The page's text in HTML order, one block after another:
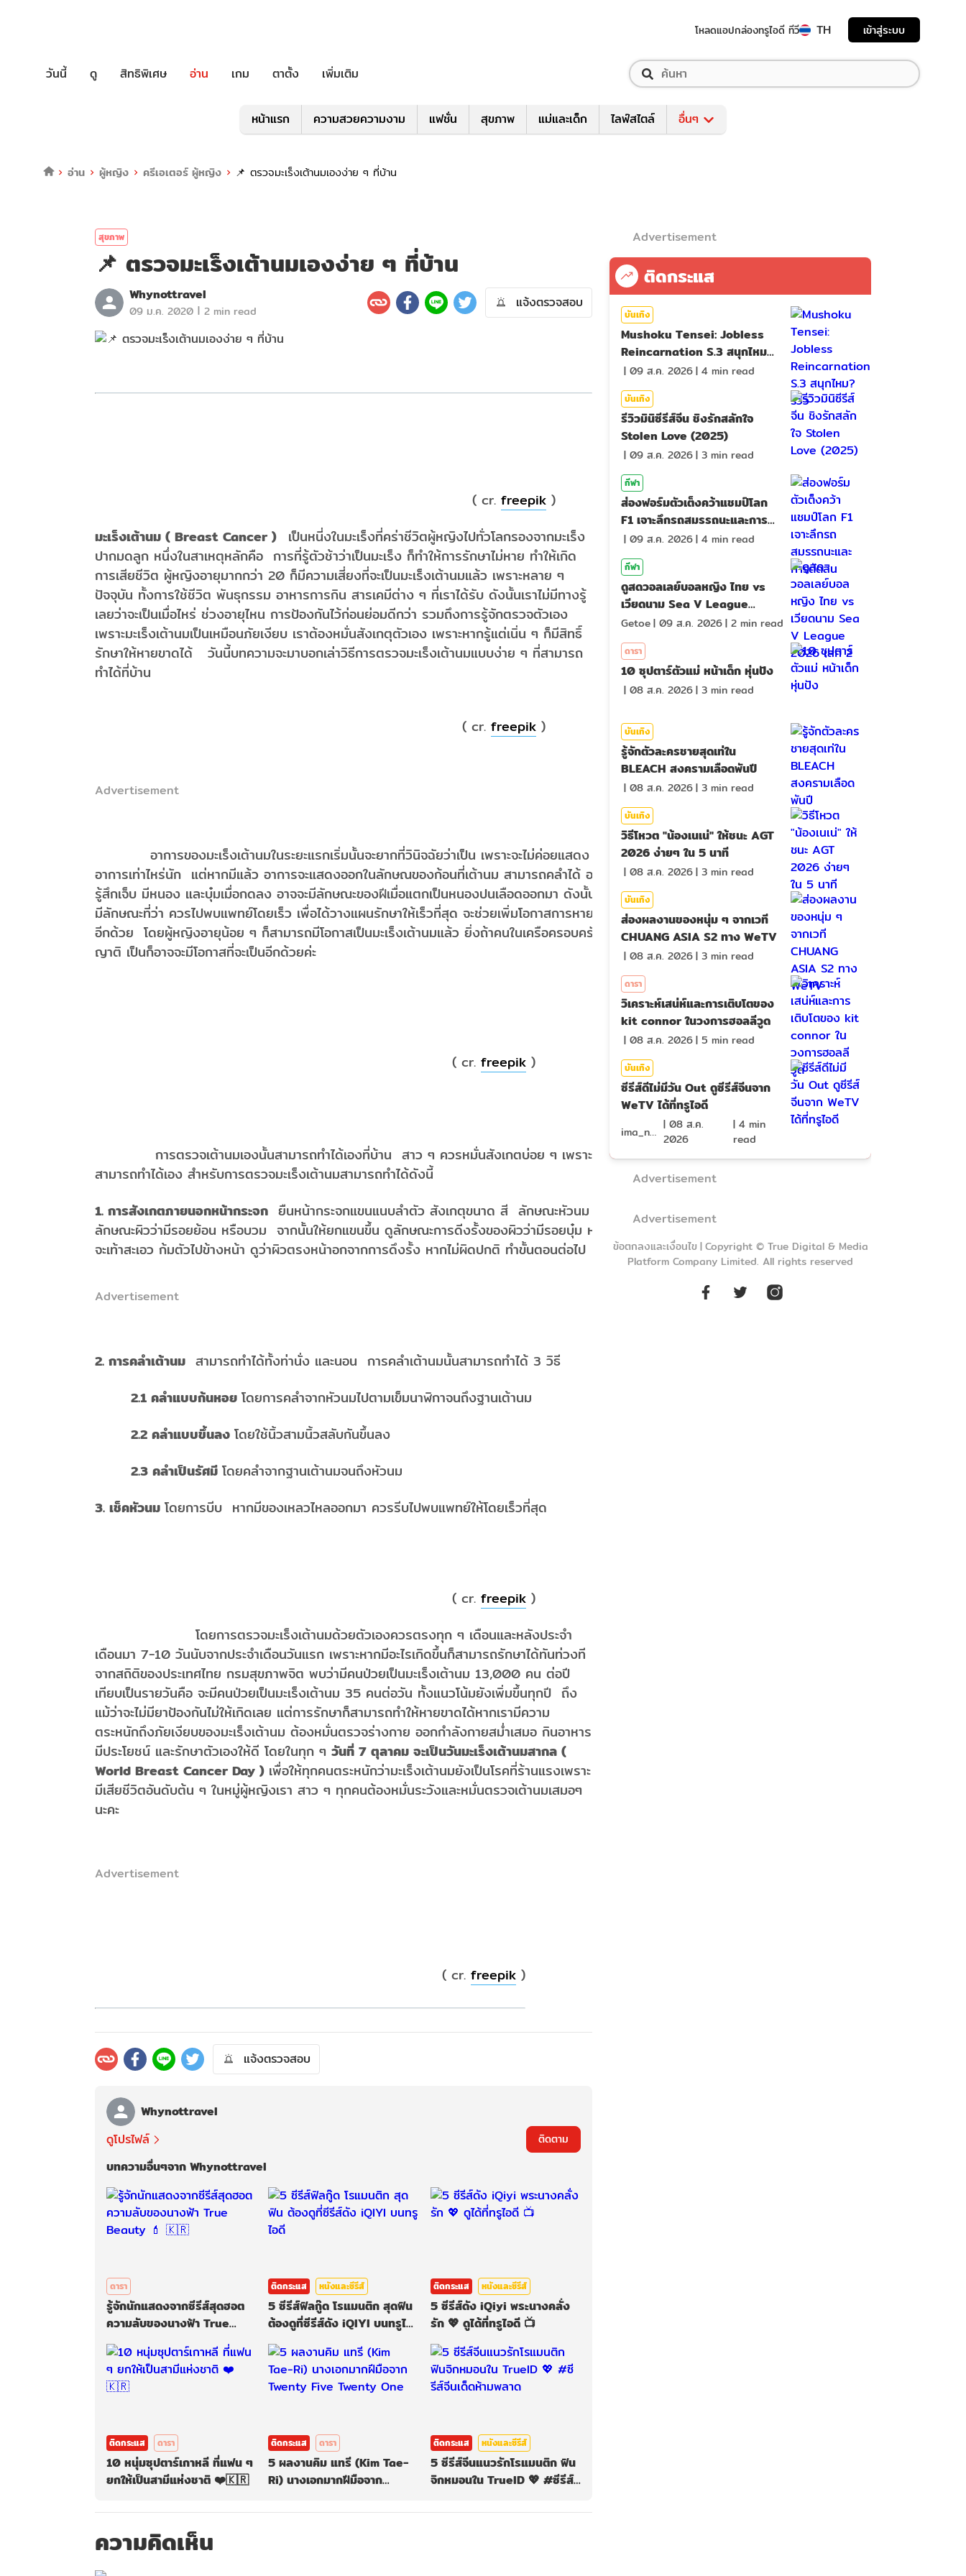
โหลดแอปกล่องทรูไอดี ทีวี TH เข้าสู่ระบบ
วันนี้ ดู สิทธิพิเศษ อ่าน เกม ตาตั้ง เพิ่มเติม
หน้าแรก ความสวยความงาม แฟชั่น สุขภาพ แม่และเด็ก ไลฟ์สไตล์ อื่นๆ
อ่าน ผู้หญิง ครีเอเตอร์ ผู้หญิง 📌 ตรวจมะเร็งเต้านมเองง่าย ๆ ที่บ้าน
สุขภาพ
📌 ตรวจมะเร็งเต้านมเองง่าย ๆ ที่บ้าน
Whynottravel
09 ม.ค. 2020 | 2 min read แจ้งตรวจสอบ
( cr. freepik )
มะเร็งเต้านม ( Breast Cancer ) เป็นหนี่งในมะเร็งที่คร่าชีวิตผู้หญิงไปทั่วโลกรองจากมะเร็ง
ปากมดลูก หนึ่งในสาเหตุหลักคือ การที่รู้ตัวช้าว่าเป็นมะเร็ง ก็ทำให้การรักษาไม่หาย ทำให้เกิด
การเสียชีวิต ผู้หญิงอายุมากกว่า 20 ก็มีความเสี่ยงที่จะเป็นมะเร็งเต้านมแล้ว เพราะหลาย ๆ
ปัจจุบัน ทั้งการใช้ชีวิต พันธุกรรม อาหารการกิน สารเคมีต่าง ๆ ที่เราได้รับ ดังนั้นเราไม่มีทางรู้
เลยว่าจะเป็นเมื่อไหร่ ช่วงอายุไหน การป้องกันไว้ก่อนย่อมดีกว่า รวมถึงการรู้จักตรวจตัวเอง
เพราะมะเร็งเต้านมเป็นเหมือนภัยเงียบ เราต้องหมั่นสังเกตุตัวเอง เพราะหากรู้แต่เนิ่น ๆ ก็มีสิทธิ์
รักษาให้หายขาดได้ วันนี้บทความจะมาบอกเล่าวิธีการตรวจมะเร็งเต้านมแบบง่าย ๆ ที่สามารถ
ทำได้ที่บ้าน
( cr. freepik )
Advertisement
อาการของมะเร็งเต้านมในระยะแรกเริ่มนั้นจะยากที่วินิจฉัยว่าเป็น เพราะจะไม่ค่อยแสดง
อาการเท่าไหร่นัก แต่หากมีแล้ว อาการจะแสดงออกในลักษณของก้อนที่เต้านม สามารถคลำได้ อาจจะ
รู้สึกเจ็บ มีหนอง และบุ๋มเมื่อกดลง อาจจะมีลักษณะของฝีเมื่อแตกเป็นหนองปนเลือดออกมา ดังนั้นหาก
มีลักษณะที่ว่า ควรไปพบแพทย์โดยเร็ว เพื่อได้วางแผนรักษาให้เร็วที่สุด จะช่วยเพิ่มโอกาสการหายขาด
อีกด้วย โดยผู้หญิงอายุน้อย ๆ ก็สามารถมีโอกาสเป็นมะเร็งเต้านมแล้ว ยิ่งถ้าคนในเครือครอบครัว
ญาติ เป็นก็อาจจะมีโอกาสที่จะเป็นอีกด้วยค่ะ
( cr. freepik )
การตรวจเต้านมเองนั้นสามารถทำได้เองที่บ้าน สาว ๆ ควรหมั่นสังเกตบ่อย ๆ เพราะ
สามารถทำได้เอง สำหรับการตรวจมะเร็งเต้านมสามารถทำได้ดังนี้
1. การสังเกตภายนอกหน้ากระจก ยืนหน้ากระจกแขนแนบลำตัว สังเกตุขนาด สี ลักษณะหัวนม และ
ลักษณะผิวว่ามีรอยย้อน หรือบวม จากนั้นให้ยกแขนขึ้น ดูลักษณะการดีงรั้งของผิวว่ามีรอยบุ๋ม หรือ
จะเท้าสะเอว ก้มตัวไปข้างหน้า ดูว่าผิวตรงหน้าอกจากการดึงรั้ง หากไม่ผิดปกติ ทำขั้นตอนต่อไป
Advertisement
2. การคลำเต้านม สามารถทำได้ทั้งท่านั่ง และนอน การคลำเต้านมนั้นสามารถทำได้ 3 วิธี
2.1 คลำแบบก้นหอย โดยการคลำจากหัวนมไปตามเข็มนาฬิกาจนถึงฐานเต้านม
2.2 คลำแบบขึ้นลง โดยใช้นิ้วสามนิ้วสลับกันขึ้นลง
2.3 คลำเป็นรัศมี โดยคลำจากฐานเต้านมจนถึงหัวนม
3. เช็คหัวนม โดยการบีบ หากมีของเหลวไหลออกมา ควรรีบไปพบแพทย์ให้โดยเร็วที่สุด
( cr. freepik )
โดยการตรวจมะเร็งเต้านมด้วยตัวเองควรตรงทุก ๆ เดือนและหลังประจำ
เดือนมา 7-10 วันนับจากประจำเดือนวันแรก เพราะหากมีอะไรเกิดขึ้นก็สามารถรักษาได้ทันท่วงที
จากสถิติของประเทศไทย กรมสุขภาพจิต พบว่ามีคนป่วยเป็นมะเร็งเต้านม 13,000 คน ต่อปี
เทียบเป็นรายวันคือ จะมีคนป่วยเป็นมะเร็งเต้านม 35 คนต่อวัน ทั้งแนวโน้มยังเพิ่มขึ้นทุกปี ถึง
แม้ว่าจะไม่มียาป้องกันไม่ให้เกิดเลย แต่การรักษาก็สามารถทำให้หายขาดได้หากเรามีความ
ตระหนักถึงภัยเงียบของมะเร็งเต้านม ต้องหมั่นตรวจร่างกาย ออกกำลังกายสม่ำเสมอ กินอาหาร
มีประโยชน์ และรักษาตัวเองให้ดี โดยในทุก ๆ วันที่ 7 ตุลาคม จะเป็นวันมะเร็งเต้านมสากล (
World Breast Cancer Day ) เพื่อให้ทุกคนตระหนักว่ามะเร็งเต้านมยังเป็นโรคที่ร้านแรงเพราะ
มีเสียชีวิตอันดับต้น ๆ ในหมู่ผู้หญิงเรา สาว ๆ ทุกคนต้องหมั่นระวังและหมั่นตรวจเต้านมเสมอๆ
นะคะ
Advertisement
( cr. freepik )
แจ้งตรวจสอบ
Whynottravel
ดูโปรไฟล์
ติดตาม
บทความอื่นๆจาก Whynottravel
ดารา
รู้จักนักแสดงจากซีรีส์สุดฮอต
ความลับของนางฟ้า True
Beauty 💄 🇰🇷
ติดกระแส หนังและซีรีส์
5 ซีรีส์ฟิลกู๊ด โรแมนติก สุดฟิน
ต้องดูที่ซีรีส์ดัง iQIYI บนทรูไอ
ดี
ติดกระแส หนังและซีรีส์
5 ซีรีส์ดัง iQiyi พระนางคลั่ง
รัก 💖 ดูได้ที่ทรูไอดี 📺
ติดกระแส ดารา
10 หนุ่มซุปตาร์เกาหลี ที่แฟน ๆ
ยกให้เป็นสามีแห่งชาติ ❤️🇰🇷
ติดกระแส ดารา
5 ผลงานคิม แทรี (Kim Tae-
Ri) นางเอกมากฝีมือจาก
ติดกระแส หนังและซีรีส์
5 ซีรีส์จีนแนวรักโรแมนติก ฟิน
จิกหมอนใน TrueID 💖 #ซีรีส์
ความคิดเห็น
Advertisement
ติดกระแส
บันเทิง
Mushoku Tensei: Jobless
Reincarnation S.3 สนุกไหม?
รีวิว
| 09 ส.ค. 2026| 4 min read
บันเทิง
รีวิวมินิซีรีส์จีน ชิงรักสลักใจ
Stolen Love (2025)
| 09 ส.ค. 2026| 3 min read
กีฬา
ส่องฟอร์มตัวเต็งคว้าแชมป์โลก
F1 เจาะลึกรถสมรรถนะและการ
ตัดสิน
| 09 ส.ค. 2026| 4 min read
กีฬา
ดูสดวอลเลย์บอลหญิง ไทย vs
เวียดนาม Sea V League
2026 เลก 2
Getoe| 09 ส.ค. 2026| 2 min read
ดารา
10 ซุปตาร์ตัวแม่ หน้าเด็ก หุ่นปัง
| 08 ส.ค. 2026| 3 min read
บันเทิง
รู้จักตัวละครชายสุดเท่ใน
BLEACH สงครามเลือดพันปี
| 08 ส.ค. 2026| 3 min read
บันเทิง
วิธีโหวต "น้องเนเน่" ให้ชนะ AGT
2026 ง่ายๆ ใน 5 นาที
| 08 ส.ค. 2026| 3 min read
บันเทิง
ส่องผลงานของหนุ่ม ๆ จากเวที
CHUANG ASIA S2 ทาง WeTV
| 08 ส.ค. 2026| 3 min read
ดารา
วิเคราะห์เสน่ห์และการเติบโตของ
kit connor ในวงการฮอลลีวูด
| 08 ส.ค. 2026| 5 min read
บันเทิง
ซีรีส์ดีไม่มีวัน Out ดูซีรีส์จีนจาก
WeTV ได้ที่ทรูไอดี
ima_nan |08 ส.ค.
2026
|4 min
read
Advertisement
Advertisement
ข้อตกลงและเงื่อนไข | Copyright © True Digital & Media
Platform Company Limited. All rights reserved